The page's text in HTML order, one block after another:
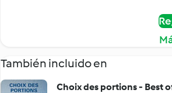
También incluido en
Choix des portions - Best